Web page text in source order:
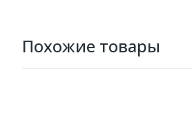
Похожие товары